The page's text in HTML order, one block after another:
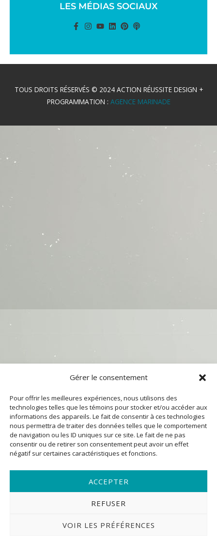
Gérer le consentement
Pour offrir les meilleures expériences, nous utilisons des
technologies telles que les témoins pour stocker et/ou accéder aux
informations des appareils. Le fait de consentir à ces technologies
nous permettra de traiter des données telles que le comportement
de navigation ou les ID uniques sur ce site. Le fait de ne pas
consentir ou de retirer son consentement peut avoir un effet
négatif sur certaines caractéristiques et fonctions.
ACCEPTER
REFUSER
VOIR LES PRÉFÉRENCES
LES MÉDIAS SOCIAUX
TOUS DROITS RÉSERVÉS © 2024 ACTION RÉUSSITE DESIGN +
PROGRAMMATION : AGENCE MARINADE